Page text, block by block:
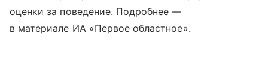
оценки за поведение. Подробнее —
в материале ИА «Первое областное».